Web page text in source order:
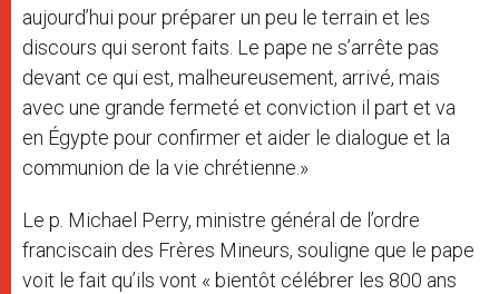
aujourd’hui pour préparer un peu le terrain et les
discours qui seront faits. Le pape ne s’arrête pas
devant ce qui est, malheureusement, arrivé, mais
avec une grande fermeté et conviction il part et va
en Égypte pour confirmer et aider le dialogue et la
communion de la vie chrétienne.»
Le p. Michael Perry, ministre général de l’ordre
franciscain des Frères Mineurs, souligne que le pape
voit le fait qu’ils vont « bientôt célébrer les 800 ans